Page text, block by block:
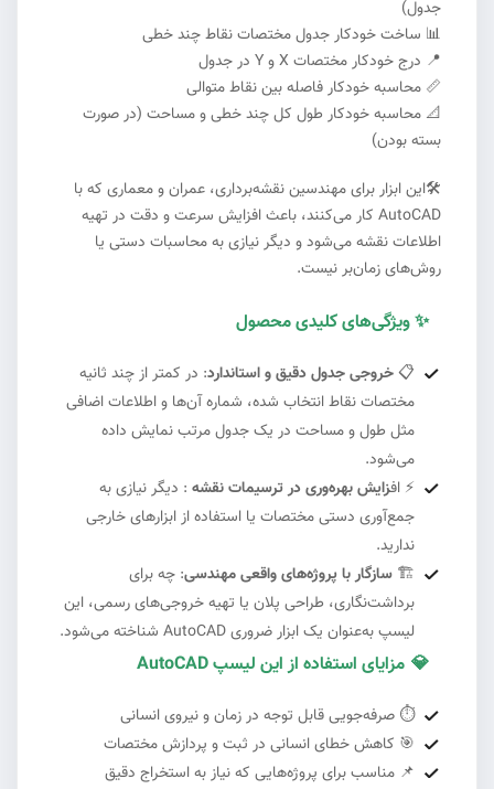
جدول)
📊 ساخت خودکار جدول مختصات نقاط چند خطی
📍 درج خودکار مختصات X و Y در جدول
📏 محاسبه خودکار فاصله بین نقاط متوالی
📐 محاسبه خودکار طول کل چند خطی و مساحت (در صورت
بسته بودن)
🛠️این ابزار برای مهندسین نقشه‌برداری، عمران و معماری که با
AutoCAD کار می‌کنند، باعث افزایش سرعت و دقت در تهیه
اطلاعات نقشه می‌شود و دیگر نیازی به محاسبات دستی یا
روش‌های زمان‌بر نیست.
✨ویژگی‌های کلیدی محصول
📋خروجی جدول دقیق و استاندارد: در کمتر از چند ثانیه
مختصات نقاط انتخاب شده، شماره آن‌ها و اطلاعات اضافی
مثل طول و مساحت در یک جدول مرتب نمایش داده
می‌شود.
⚡ افزایش بهره‌وری در ترسیمات نقشه : دیگر نیازی به
جمع‌آوری دستی مختصات یا استفاده از ابزارهای خارجی
ندارید.
🏗️ سازگار با پروژه‌های واقعی مهندسی: چه برای
برداشت‌نگاری، طراحی پلان یا تهیه خروجی‌های رسمی، این
لیسپ به‌عنوان یک ابزار ضروری AutoCAD شناخته می‌شود.
💎 مزایای استفاده از این لیسپ AutoCAD
⏱️ صرفه‌جویی قابل توجه در زمان و نیروی انسانی
🎯 کاهش خطای انسانی در ثبت و پردازش مختصات
📌 مناسب برای پروژه‌هایی که نیاز به استخراج دقیق